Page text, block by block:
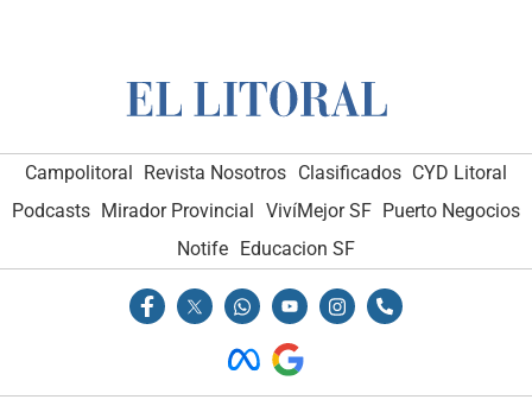
Campolitoral Revista Nosotros Clasificados CYD Litoral
Podcasts Mirador Provincial VivíMejor SF Puerto Negocios
Notife Educacion SF